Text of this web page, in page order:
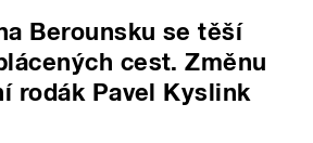
Berounsku se těší
cest. Změnu
rodák Pavel Kyslink